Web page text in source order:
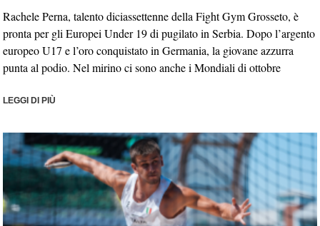
Rachele Perna, talento diciassettenne della Fight Gym Grosseto, è
pronta per gli Europei Under 19 di pugilato in Serbia. Dopo l’argento
europeo U17 e l’oro conquistato in Germania, la giovane azzurra
punta al podio. Nel mirino ci sono anche i Mondiali di ottobre
LEGGI DI PIÙ